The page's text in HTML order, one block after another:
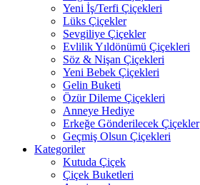
Yeni İş/Terfi Çiçekleri
Lüks Çiçekler
Sevgiliye Çiçekler
Evlilik Yıldönümü Çiçekleri
Söz & Nişan Çiçekleri
Yeni Bebek Çiçekleri
Gelin Buketi
Özür Dileme Çiçekleri
Anneye Hediye
Erkeğe Gönderilecek Çiçekler
Geçmiş Olsun Çiçekleri
Kategoriler
Kutuda Çiçek
Çiçek Buketleri